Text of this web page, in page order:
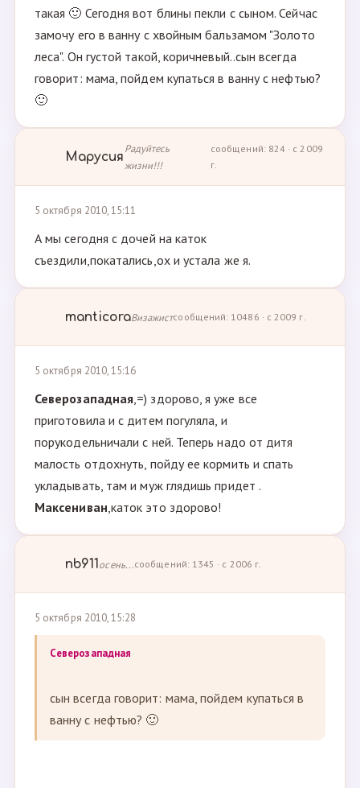
такая 🙂 Сегодня вот блины пекли с сыном. Сейчас
замочу его в ванну с хвойным бальзамом "Золото
леса". Он густой такой, коричневый..сын всегда
говорит: мама, пойдем купаться в ванну с нефтью?
🙂
Марусия
Радуйтесь
жизни!!!
сообщений: 824 · с 2009
г.
5 октября 2010, 15:11
А мы сегодня с дочей на каток
съездили,покатались,ох и устала же я.
manticoraВизажистсообщений: 10486 · с 2009 г.
5 октября 2010, 15:16
Северозападная,=) здорово, я уже все
приготовила и с дитем погуляла, и
порукодельничали с ней. Теперь надо от дитя
малость отдохнуть, пойду ее кормить и спать
укладывать, там и муж глядишь придет .
Максениван,каток это здорово!
nb911осень... сообщений: 1345 · с 2006 г.
5 октября 2010, 15:28
Северозападная
сын всегда говорит: мама, пойдем купаться в
ванну с нефтью? 🙂